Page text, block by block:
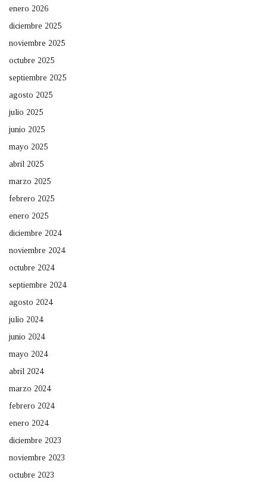
enero 2026
diciembre 2025
noviembre 2025
octubre 2025
septiembre 2025
agosto 2025
julio 2025
junio 2025
mayo 2025
abril 2025
marzo 2025
febrero 2025
enero 2025
diciembre 2024
noviembre 2024
octubre 2024
septiembre 2024
agosto 2024
julio 2024
junio 2024
mayo 2024
abril 2024
marzo 2024
febrero 2024
enero 2024
diciembre 2023
noviembre 2023
octubre 2023